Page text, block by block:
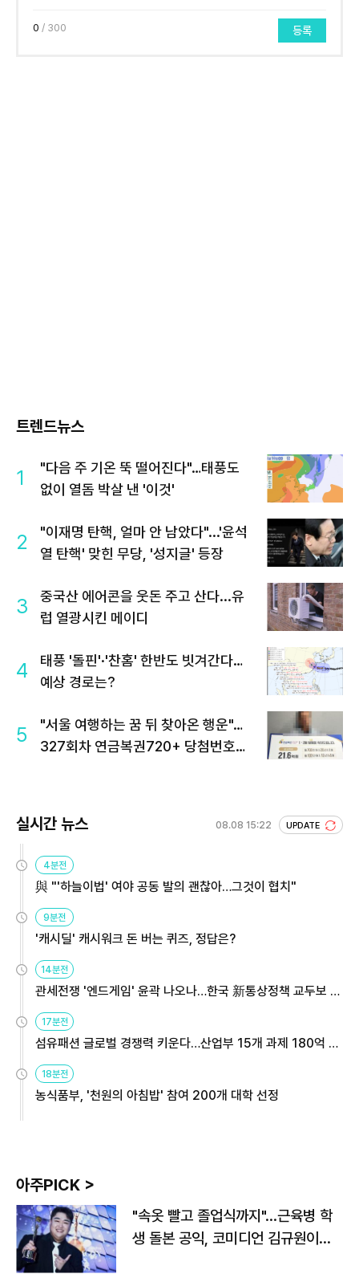
0 / 300 등록
트렌드뉴스
1
"다음 주 기온 뚝 떨어진다"…태풍도
없이 열돔 박살 낸 '이것'
2
"이재명 탄핵, 얼마 안 남았다"...'윤석
열 탄핵' 맞힌 무당, '성지글' 등장
3
중국산 에어콘을 웃돈 주고 산다...유
럽 열광시킨 메이디
4
태풍 '돌핀'·'찬홈' 한반도 빗겨간다…
예상 경로는?
5
"서울 여행하는 꿈 뒤 찾아온 행운"…
327회차 연금복권720+ 당첨번호조
실시간 뉴스 08.08 15:22 UPDATE
4분전
與 "'하늘이법' 여야 공동 발의 괜찮아…그것이 협치"
9분전
'캐시딜' 캐시워크 돈 버는 퀴즈, 정답은?
14분전
관세전쟁 '엔드게임' 윤곽 나오나…한국 新통상정책 교두보 활
17분전
섬유패션 글로벌 경쟁력 키운다…산업부 15개 과제 180억 지
18분전
농식품부, '천원의 아침밥' 참여 200개 대학 선정
아주PICK >
"속옷 빨고 졸업식까지"…근육병 학
생 돌본 공익, 코미디언 김규원이었